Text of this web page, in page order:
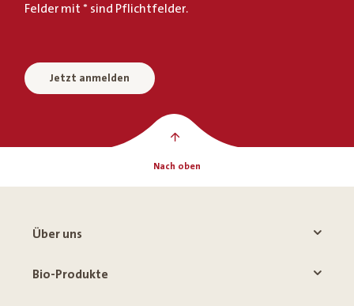
Felder mit * sind Pflichtfelder.
Jetzt anmelden
Nach oben
Über uns
Bio-Produkte